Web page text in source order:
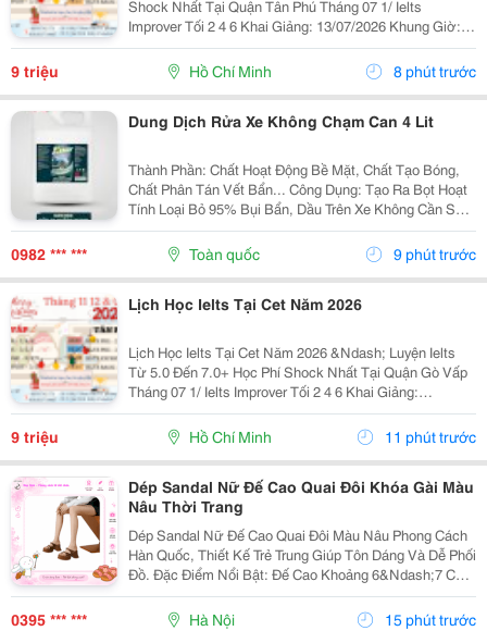
Shock Nhất Tại Quận Tân Phú Tháng 07 1/ Ielts
Improver Tối 2 4 6 Khai Giảng: 13/07/2026 Khung Giờ:
18:00 Đến 21:00 Học Phí Ưu Đãi 5% Khi Đăng Ký 2/ Ielts
Basic Tối 3 5 7 Khai...
9 triệu Hồ Chí Minh 8 phút trước
Dung Dịch Rửa Xe Không Chạm Can 4 Lit
Thành Phần: Chất Hoạt Động Bề Mặt, Chất Tạo Bóng,
Chất Phân Tán Vết Bẩn... Công Dụng: Tạo Ra Bọt Hoạt
Tính Loại Bỏ 95% Bụi Bẩn, Dầu Trên Xe Không Cần Sử
Dụng Giẻ Cọ, Bàn Chải Mà Vẫn Để Lại Bề Mặt Sạch Và
Sang Bóng Cho Xe Trong. Sản Phẩm Nguyên Liệu...
0982 *** *** Toàn quốc 9 phút trước
Lịch Học Ielts Tại Cet Năm 2026
Lịch Học Ielts Tại Cet Năm 2026 &Ndash; Luyện Ielts
Từ 5.0 Đến 7.0+ Học Phí Shock Nhất Tại Quận Gò Vấp
Tháng 07 1/ Ielts Improver Tối 2 4 6 Khai Giảng:
13/07/2026 Khung Giờ: 18:00 Đến 21:00 Học Phí Ưu Đãi
5% Khi Đăng Ký 2/ Ielts...
9 triệu Hồ Chí Minh 11 phút trước
Dép Sandal Nữ Đế Cao Quai Đôi Khóa Gài Màu
Nâu Thời Trang
Dép Sandal Nữ Đế Cao Quai Đôi Màu Nâu Phong Cách
Hàn Quốc, Thiết Kế Trẻ Trung Giúp Tôn Dáng Và Dễ Phối
Đồ. Đặc Điểm Nổi Bật: Đế Cao Khoảng 6&Ndash;7 Cm
Giúp Tăng Chiều Cao Tự Nhiên. Quai Đôi Có Khóa Gài
Chắc Chắn, Dễ Điều Chỉnh. Chất Liệu...
0395 *** *** Hà Nội 15 phút trước